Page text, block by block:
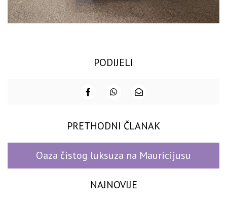
PODIJELI
PRETHODNI ČLANAK
Oaza čistog luksuza na Mauricijusu
NAJNOVIJE